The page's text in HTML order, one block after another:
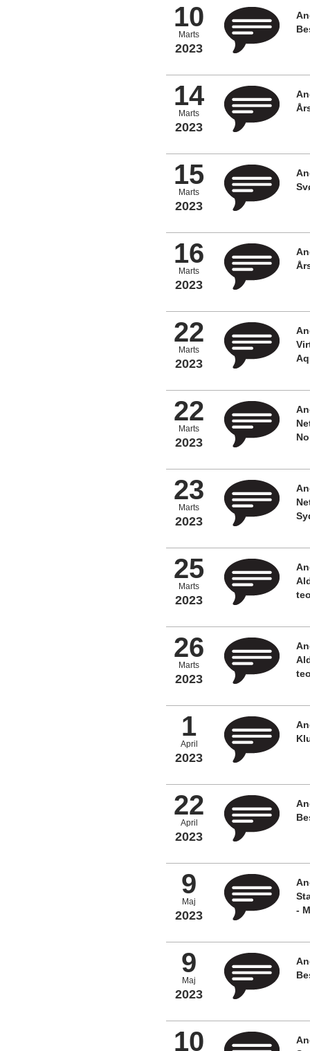
10
Marts
2023
14
Marts
2023
15
Marts
2023
16
Marts
2023
22
Marts
2023
22
Marts
2023
23
Marts
2023
25
Marts
2023
26
Marts
2023
1
April
2023
22
April
2023
9
Maj
2023
-
9
Maj
2023
10